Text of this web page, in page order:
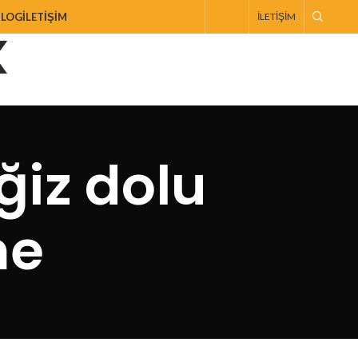
İLETIŞIM İLETIŞIM
dolu